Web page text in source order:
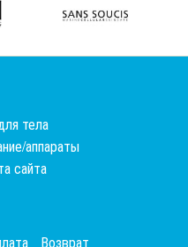
тела
аппараты
сайта
Возврат